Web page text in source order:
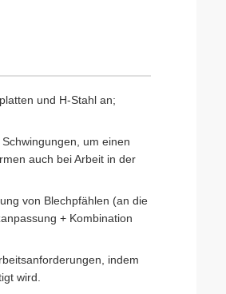
und H-Stahl an;
um einen
auch bei Arbeit in der
von Blechpfählen (an die
+ Kombination
indem
wird.